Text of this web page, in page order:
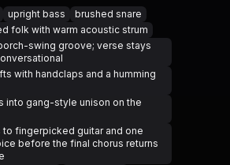
upright bass
brushed snare
folk with warm acoustic strum
swing groove; verse stays
with handclaps and a humming
into gang-style unison on the
fingerpicked guitar and one
before the final chorus returns